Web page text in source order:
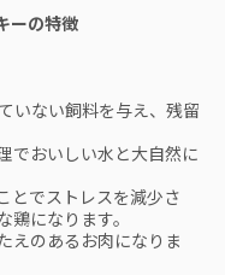
ーの特徴
いない飼料を与え、残留
でおいしい水と大自然に
とでストレスを減少さ
になります。
えのあるお肉になりま